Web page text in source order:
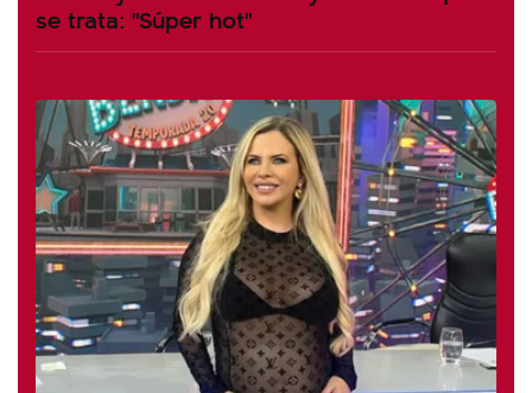
se trata: "Súper hot"